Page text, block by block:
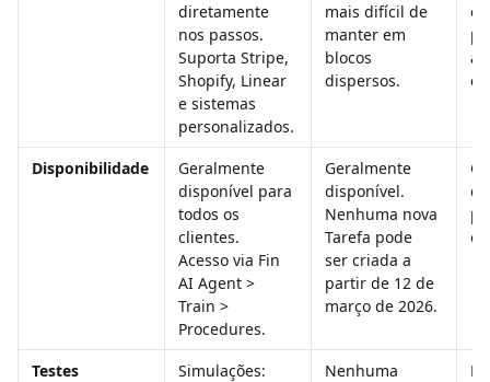
diretamente
nos passos.
Suporta Stripe,
Shopify, Linear
e sistemas
personalizados.
mais difícil de
manter em
blocos
dispersos.
Disponibilidade
Geralmente
disponível para
todos os
clientes.
Acesso via Fin
AI Agent >
Train >
Procedures.
Geralmente
disponível.
Nenhuma nova
Tarefa pode
ser criada a
partir de 12 de
março de 2026.
Testes
Simulações:
Nenhuma